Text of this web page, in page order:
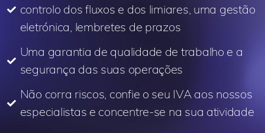
controlo dos fluxos e dos limiares, uma gestão
eletrónica, lembretes de prazos
Uma garantia de qualidade de trabalho e a
segurança das suas operações
Não corra riscos, confie o seu IVA aos nossos
especialistas e concentre-se na sua atividade